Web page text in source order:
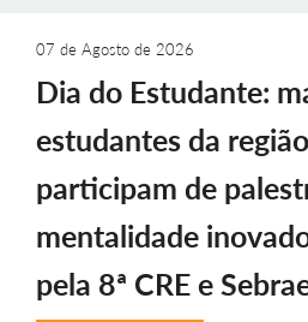
07 de Agosto de 2026
Dia do Estudante:
estudantes da
participam de
mentalidade
pela 8ª CRE e